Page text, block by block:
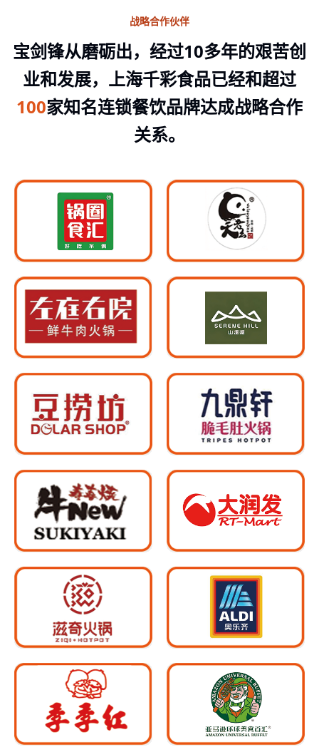
战略合作伙伴
宝剑锋从磨砺出，经过10多年的艰苦创
业和发展，上海千彩食品已经和超过
100家知名连锁餐饮品牌达成战略合作
关系。